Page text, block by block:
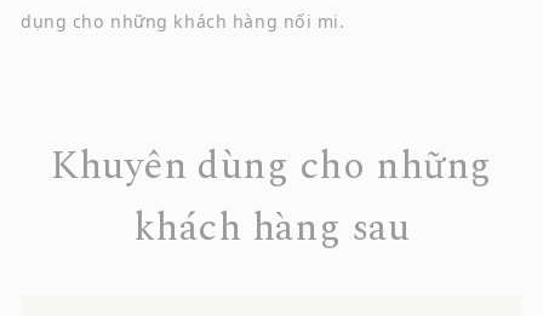
dụng cho những khách hàng nối mi.
Khuyên dùng cho những
khách hàng sau